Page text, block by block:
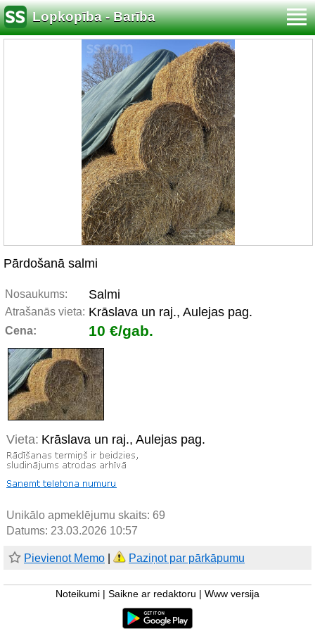
Lopkopība - Barība
Pārdošanā salmi
Nosaukums: Salmi
Atrašanās vieta: Krāslava un raj., Aulejas pag.
Cena: 10 €/gab.
Vieta: Krāslava un raj., Aulejas pag.
Unikālo apmeklējumu skaits: 69
Datums: 23.03.2026 10:57
Pievienot Memo Paziņot par pārkāpumu
Noteikumi Saikne ar redaktoru Www versija